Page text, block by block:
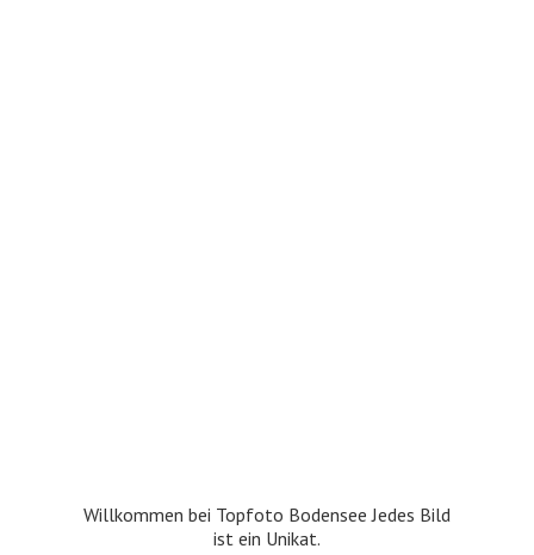
Willkommen bei Topfoto Bodensee Jedes Bild
ist ein Unikat.